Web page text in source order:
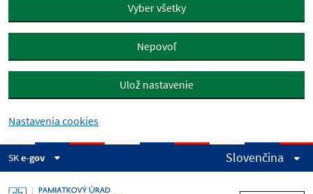
Vyber všetky
Nepovoľ
Ulož nastavenie
Nastavenia cookies
SKe-gov Slovenčina